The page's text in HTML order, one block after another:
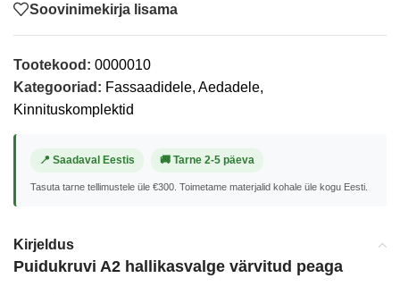
Soovinimekirja lisama
Tootekood: 0000010
Kategooriad: Fassaadidele, Aedadele,
Kinnituskomplektid
📍 Saadaval Eestis 🚚 Tarne 2-5 päeva
Tasuta tarne tellimustele üle €300. Toimetame materjalid kohale üle kogu Eesti.
Kirjeldus
Puidukruvi A2 hallikasvalge värvitud peaga